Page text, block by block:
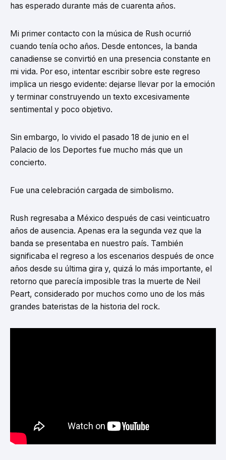
has esperado durante más de cuarenta años.
Mi primer contacto con la música de Rush ocurrió
cuando tenía ocho años. Desde entonces, la banda
canadiense se convirtió en una presencia constante en
mi vida. Por eso, intentar escribir sobre este regreso
implica un riesgo evidente: dejarse llevar por la emoción
y terminar construyendo un texto excesivamente
sentimental y poco objetivo.
Sin embargo, lo vivido el pasado 18 de junio en el
Palacio de los Deportes fue mucho más que un
concierto.
Fue una celebración cargada de simbolismo.
Rush regresaba a México después de casi veinticuatro
años de ausencia. Apenas era la segunda vez que la
banda se presentaba en nuestro país. También
significaba el regreso a los escenarios después de once
años desde su última gira y, quizá lo más importante, el
retorno que parecía imposible tras la muerte de Neil
Peart, considerado por muchos como uno de los más
grandes bateristas de la historia del rock.